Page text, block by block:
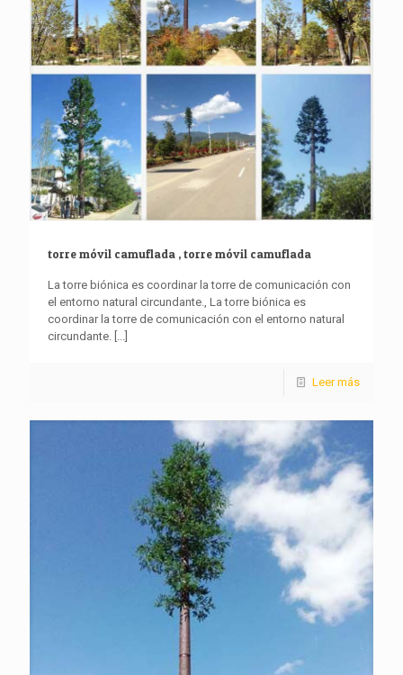
torre móvil camuflada , torre móvil camuflada
La torre biónica es coordinar la torre de comunicación con
el entorno natural circundante., La torre biónica es
coordinar la torre de comunicación con el entorno natural
circundante. [...]
Leer más